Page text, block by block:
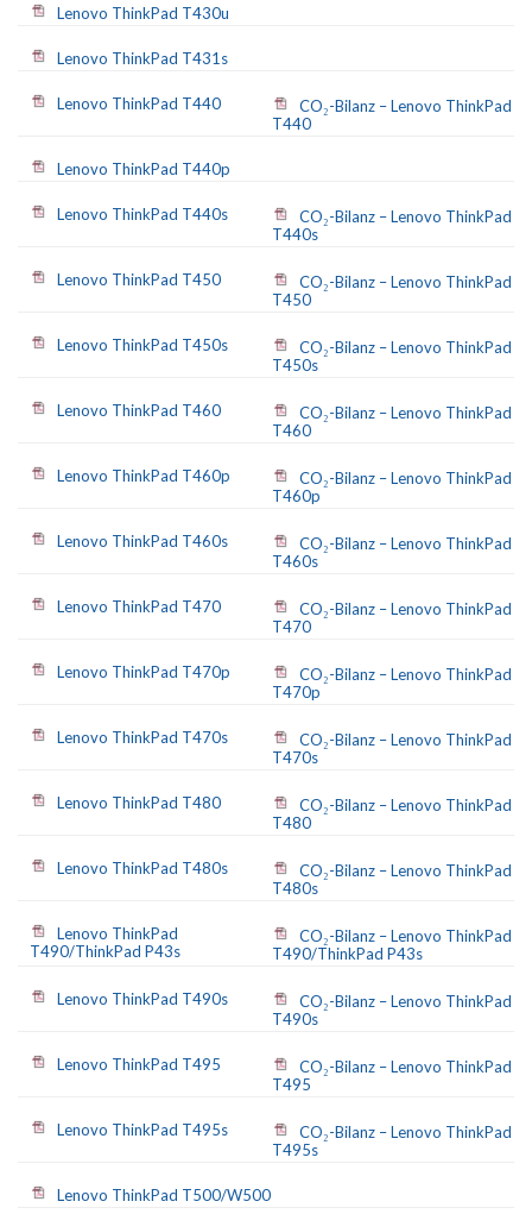
Lenovo ThinkPad T430u
Lenovo ThinkPad T431s
Lenovo ThinkPad T440
CO₂-Bilanz – Lenovo ThinkPad
T440
Lenovo ThinkPad T440p
Lenovo ThinkPad T440s
CO₂-Bilanz – Lenovo ThinkPad
T440s
Lenovo ThinkPad T450
CO₂-Bilanz – Lenovo ThinkPad
T450
Lenovo ThinkPad T450s
CO₂-Bilanz – Lenovo ThinkPad
T450s
Lenovo ThinkPad T460
CO₂-Bilanz – Lenovo ThinkPad
T460
Lenovo ThinkPad T460p
CO₂-Bilanz – Lenovo ThinkPad
T460p
Lenovo ThinkPad T460s
CO₂-Bilanz – Lenovo ThinkPad
T460s
Lenovo ThinkPad T470
CO₂-Bilanz – Lenovo ThinkPad
T470
Lenovo ThinkPad T470p
CO₂-Bilanz – Lenovo ThinkPad
T470p
Lenovo ThinkPad T470s
CO₂-Bilanz – Lenovo ThinkPad
T470s
Lenovo ThinkPad T480
CO₂-Bilanz – Lenovo ThinkPad
T480
Lenovo ThinkPad T480s
CO₂-Bilanz – Lenovo ThinkPad
T480s
Lenovo ThinkPad
T490/ThinkPad P43s
CO₂-Bilanz – Lenovo ThinkPad
T490/ThinkPad P43s
Lenovo ThinkPad T490s
CO₂-Bilanz – Lenovo ThinkPad
T490s
Lenovo ThinkPad T495
CO₂-Bilanz – Lenovo ThinkPad
T495
Lenovo ThinkPad T495s
CO₂-Bilanz – Lenovo ThinkPad
T495s
Lenovo ThinkPad T500/W500